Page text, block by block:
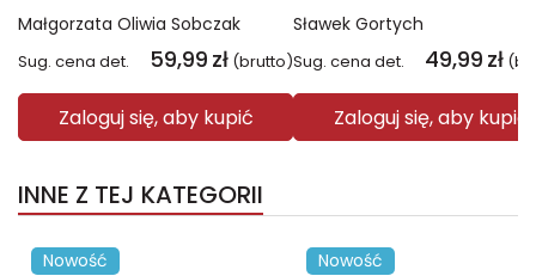
Małgorzata Oliwia Sobczak
Sug. cena det. 59,99 zł (brutto)
Zaloguj się, aby kupić
Sławek Gortych
Sug. cena det. 49,99 zł
Zaloguj się, aby kupić
INNE Z TEJ KATEGORII
Nowość Nowość